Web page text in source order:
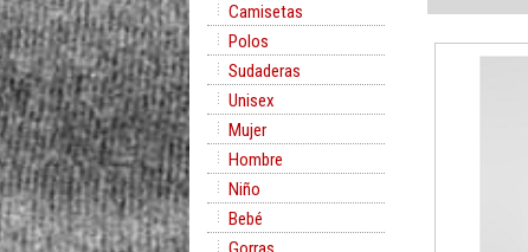
Camisetas
Polos
Sudaderas
Unisex
Mujer
Hombre
Niño
Bebé